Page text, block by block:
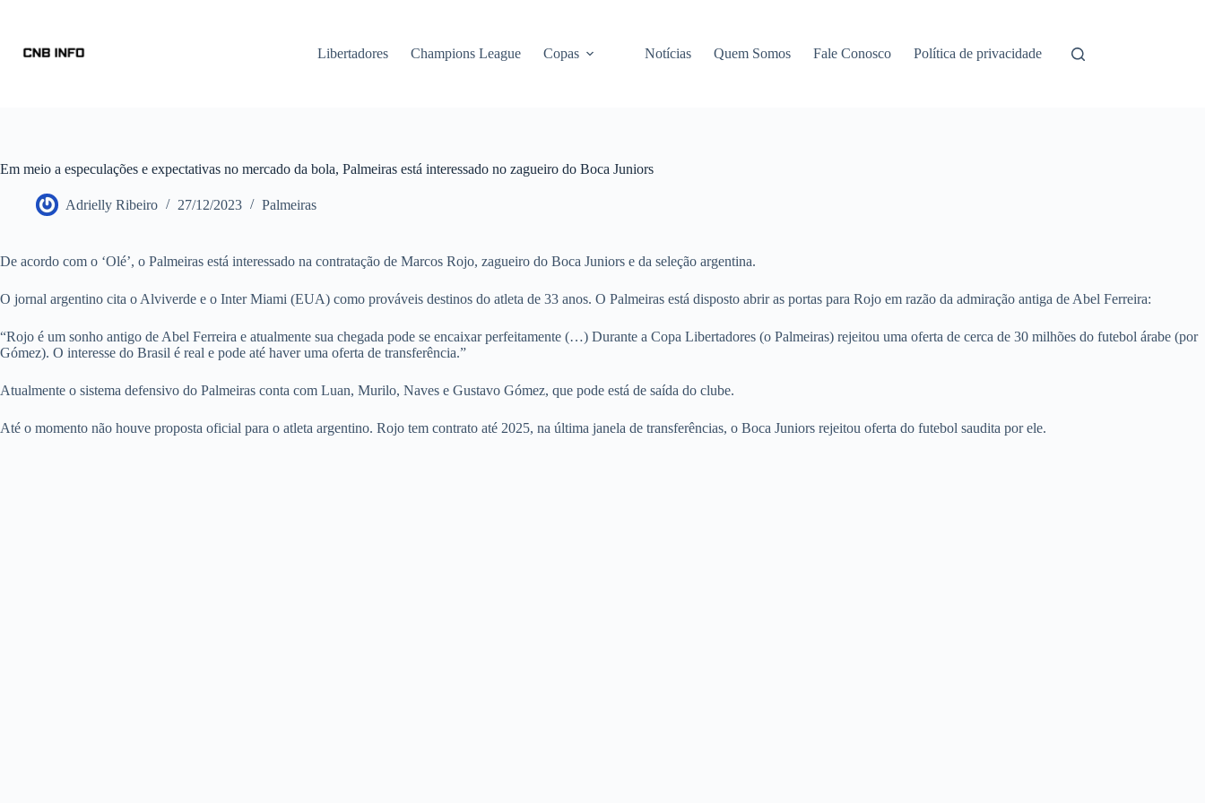
Libertadores Champions League Copas Notícias Quem Somos Fale Conosco Política de privacidade
Em meio a especulações e expectativas no mercado da bola, Palmeiras está interessado no zagueiro do Boca Juniors
Adrielly Ribeiro 27/12/2023 Palmeiras
De acordo com o ‘Olé’, o Palmeiras está interessado na contratação de Marcos Rojo, zagueiro do Boca Juniors e da seleção argentina.
O jornal argentino cita o Alviverde e o Inter Miami (EUA) como prováveis destinos do atleta de 33 anos. O Palmeiras está disposto abrir as portas para Rojo em razão da admiração antiga de Abel Ferreira:
“Rojo é um sonho antigo de Abel Ferreira e atualmente sua chegada pode se encaixar perfeitamente (…) Durante a Copa Libertadores (o Palmeiras) rejeitou uma oferta de cerca de 30 milhões do futebol árabe (por
Gómez). O interesse do Brasil é real e pode até haver uma oferta de transferência.”
Atualmente o sistema defensivo do Palmeiras conta com Luan, Murilo, Naves e Gustavo Gómez, que pode está de saída do clube.
Até o momento não houve proposta oficial para o atleta argentino. Rojo tem contrato até 2025, na última janela de transferências, o Boca Juniors rejeitou oferta do futebol saudita por ele.